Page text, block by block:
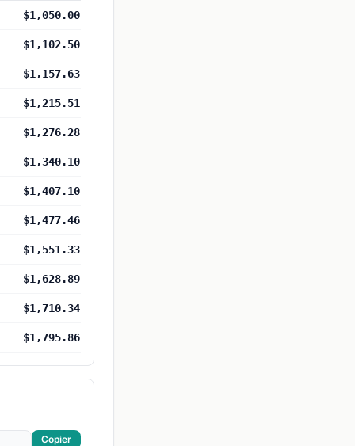
$1,050.00
$1,102.50
$1,157.63
$1,215.51
$1,276.28
$1,340.10
$1,407.10
$1,477.46
$1,551.33
$1,628.89
$1,710.34
$1,795.86
Copier